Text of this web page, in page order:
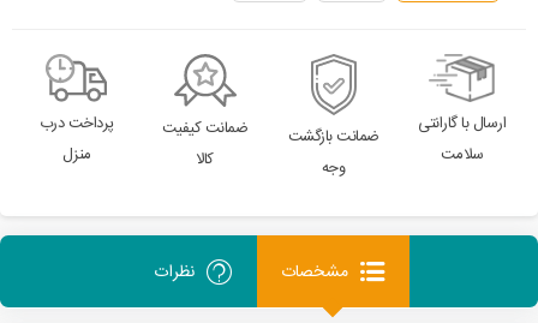
ارسال با گارانتی
سلامت
ضمانت بازگشت
وجه
ضمانت کیفیت
کالا
پرداخت درب
منزل
مشخصات نظرات